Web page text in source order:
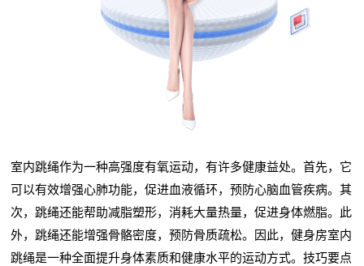
室内跳绳作为一种高强度有氧运动，有许多健康益处。首先，它
可以有效增强心肺功能，促进血液循环，预防心脑血管疾病。其
次，跳绳还能帮助减脂塑形，消耗大量热量，促进身体燃脂。此
外，跳绳还能增强骨骼密度，预防骨质疏松。因此，健身房室内
跳绳是一种全面提升身体素质和健康水平的运动方式。技巧要点